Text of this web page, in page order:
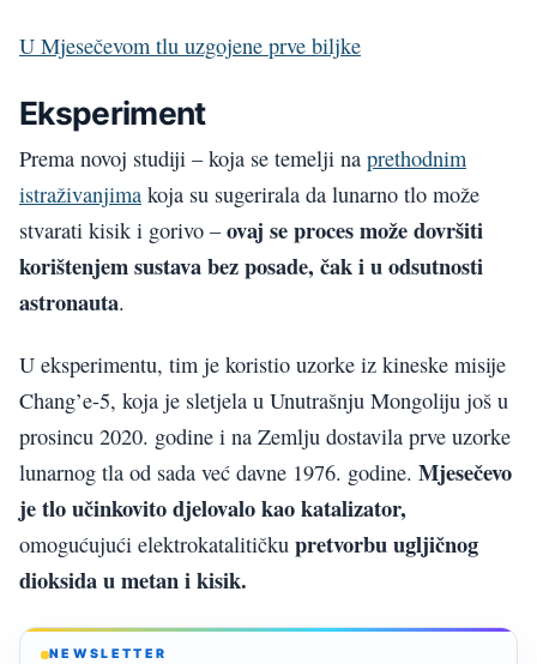
U Mjesečevom tlu uzgojene prve biljke
Eksperiment
Prema novoj studiji – koja se temelji na prethodnim
istraživanjima koja su sugerirala da lunarno tlo može
stvarati kisik i gorivo –ovaj se proces može dovršiti
korištenjem sustava bez posade, čak i u odsutnosti
astronauta.
U eksperimentu, tim je koristio uzorke iz kineske misije
Chang’e-5, koja je sletjela u Unutrašnju Mongoliju još u
prosincu 2020. godine i na Zemlju dostavila prve uzorke
lunarnog tla od sada već davne 1976. godine. Mjesečevo
je tlo učinkovito djelovalo kao katalizator,
omogućujući elektrokatalitičku pretvorbu ugljičnog
dioksida u metan i kisik.
NEWSLETTER